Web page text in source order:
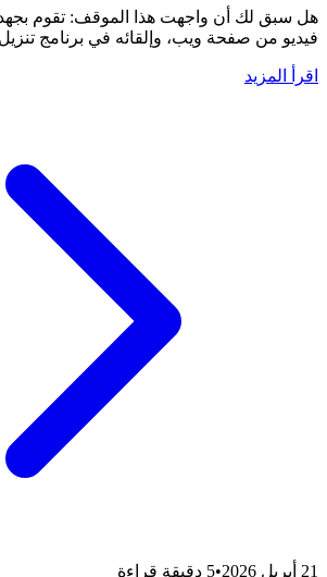
هل سبق لك أن واجهت هذا الموقف: تقوم بجهد
فيديو من صفحة ويب، وإلقائه في برنامج
اقرأ المزيد
21 أبريل 2026 •5 دقيقة قراءة